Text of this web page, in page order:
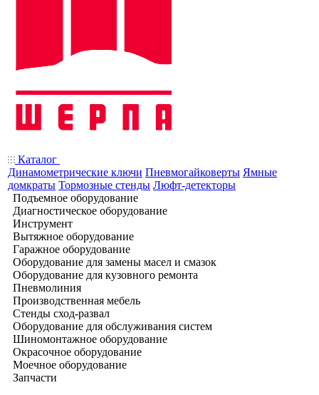
Каталог
Динамометрические ключи Пневмогайковерты Ямные
домкраты Тормозные стенды Люфт-детекторы
Подъемное оборудование
Диагностическое оборудование
Инструмент
Вытяжное оборудование
Гаражное оборудование
Оборудование для замены масел и смазок
Оборудование для кузовного ремонта
Пневмолиния
Производственная мебель
Стенды сход-развал
Оборудование для обслуживания систем
Шиномонтажное оборудование
Окрасочное оборудование
Моечное оборудование
Запчасти